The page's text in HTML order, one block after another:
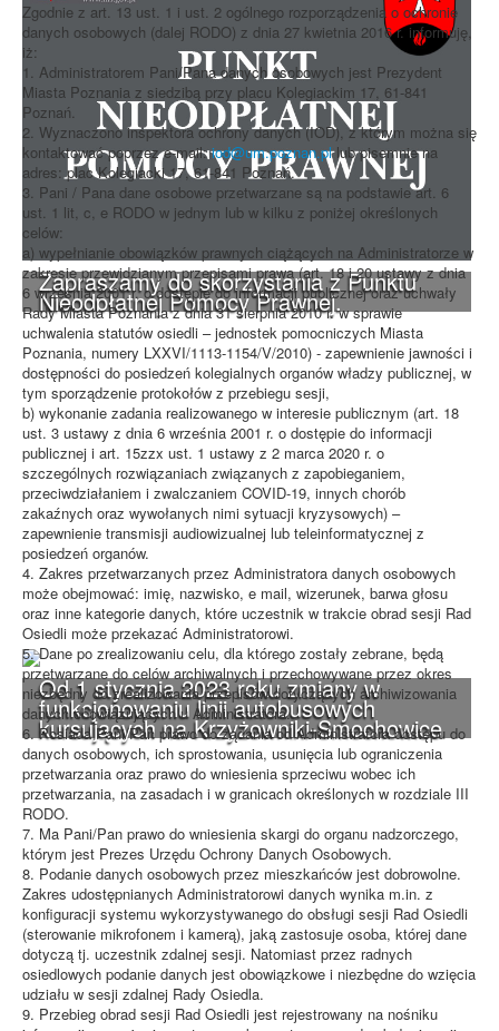
Zapraszamy do skorzystania z Punktu
Nieodpłatnej Pomocy Prawnej.
Od 1 stycznia 2023 roku zmiany w
funkcjonowaniu linii autobusowych
kursujących na Krzyżowniki-Smochowice
Zgodnie z art. 13 ust. 1 i ust. 2 ogólnego rozporządzenia o ochronie
danych osobowych (dalej RODO) z dnia 27 kwietnia 2016 r. informuję,
iż:
1. Administratorem Pani/Pana danych osobowych jest Prezydent
Miasta Poznania z siedzibą przy placu Kolegiackim 17, 61-841
Poznań.
2. Wyznaczono inspektora ochrony danych (IOD), z którym można się
kontaktować poprzez e-mail:iod@um.poznan.pllub pisemnie na
adres: plac Kolegiacki 17, 61-841 Poznań.
3. Pani / Pana dane osobowe przetwarzane są na podstawie art. 6
ust. 1 lit, c, e RODO w jednym lub w kilku z poniżej określonych
celów:
a) wypełnianie obowiązków prawnych ciążących na Administratorze w
zakresie przewidzianym przepisami prawa (art. 18 i 20 ustawy z dnia
6 września 2001 r. o dostępie do informacji publicznej oraz uchwały
Rady Miasta Poznania z dnia 31 sierpnia 2010 r. w sprawie
uchwalenia statutów osiedli – jednostek pomocniczych Miasta
Poznania, numery LXXVI/1113-1154/V/2010) - zapewnienie jawności i
dostępności do posiedzeń kolegialnych organów władzy publicznej, w
tym sporządzenie protokołów z przebiegu sesji,
b) wykonanie zadania realizowanego w interesie publicznym (art. 18
ust. 3 ustawy z dnia 6 września 2001 r. o dostępie do informacji
publicznej i art. 15zzx ust. 1 ustawy z 2 marca 2020 r. o
szczególnych rozwiązaniach związanych z zapobieganiem,
przeciwdziałaniem i zwalczaniem COVID-19, innych chorób
zakaźnych oraz wywołanych nimi sytuacji kryzysowych) –
zapewnienie transmisji audiowizualnej lub teleinformatycznej z
posiedzeń organów.
4. Zakres przetwarzanych przez Administratora danych osobowych
może obejmować: imię, nazwisko, e mail, wizerunek, barwa głosu
oraz inne kategorie danych, które uczestnik w trakcie obrad sesji Rad
Osiedli może przekazać Administratorowi.
5. Dane po zrealizowaniu celu, dla którego zostały zebrane, będą
przetwarzane do celów archiwalnych i przechowywane przez okres
niezbędny do zrealizowania przepisów dotyczących archiwizowania
danych obowiązujących u Administratora.
6. Posiada Pani/Pan prawo do żądania od Administratora dostępu do
danych osobowych, ich sprostowania, usunięcia lub ograniczenia
przetwarzania oraz prawo do wniesienia sprzeciwu wobec ich
przetwarzania, na zasadach i w granicach określonych w rozdziale III
RODO.
7. Ma Pani/Pan prawo do wniesienia skargi do organu nadzorczego,
którym jest Prezes Urzędu Ochrony Danych Osobowych.
8. Podanie danych osobowych przez mieszkańców jest dobrowolne.
Zakres udostępnianych Administratorowi danych wynika m.in. z
konfiguracji systemu wykorzystywanego do obsługi sesji Rad Osiedli
(sterowanie mikrofonem i kamerą), jaką zastosuje osoba, której dane
dotyczą tj. uczestnik zdalnej sesji. Natomiast przez radnych
osiedlowych podanie danych jest obowiązkowe i niezbędne do wzięcia
udziału w sesji zdalnej Rady Osiedla.
9. Przebieg obrad sesji Rad Osiedli jest rejestrowany na nośniku